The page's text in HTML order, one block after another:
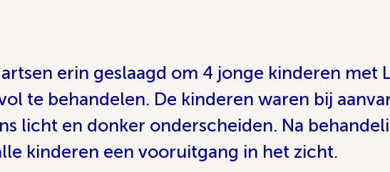
erin geslaagd om 4 jonge kinderen met
te behandelen. De kinderen waren bij
licht en donker onderscheiden. Na
kinderen een vooruitgang in het zicht.